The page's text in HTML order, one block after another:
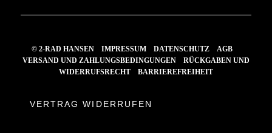
© 2-RAD HANSENIMPRESSUM DATENSCHUTZ
AGB
VERSAND UND ZAHLUNGSBEDINGUNGEN
RÜCKGABEN UND
WIDERRUFSRECHT
BARRIEREFREIHEIT
VERTRAG WIDERRUFEN